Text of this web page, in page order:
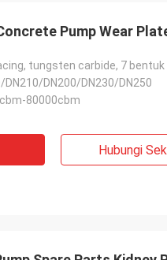
Pump Wear
tungsten carbide, 7
DN210/DN200/DN230/DN250
80000cbm
Hubungi